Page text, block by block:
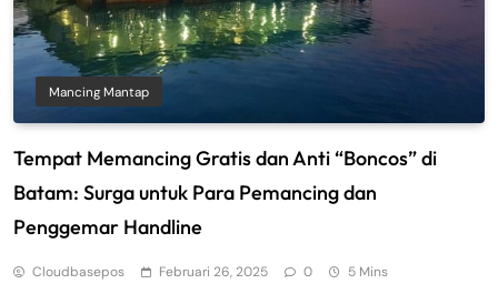
Mancing Mantap
Tempat Memancing Gratis dan Anti “Boncos” di
Batam: Surga untuk Para Pemancing dan
Penggemar Handline
Cloudbasepos Februari 26, 2025 0 5 Mins